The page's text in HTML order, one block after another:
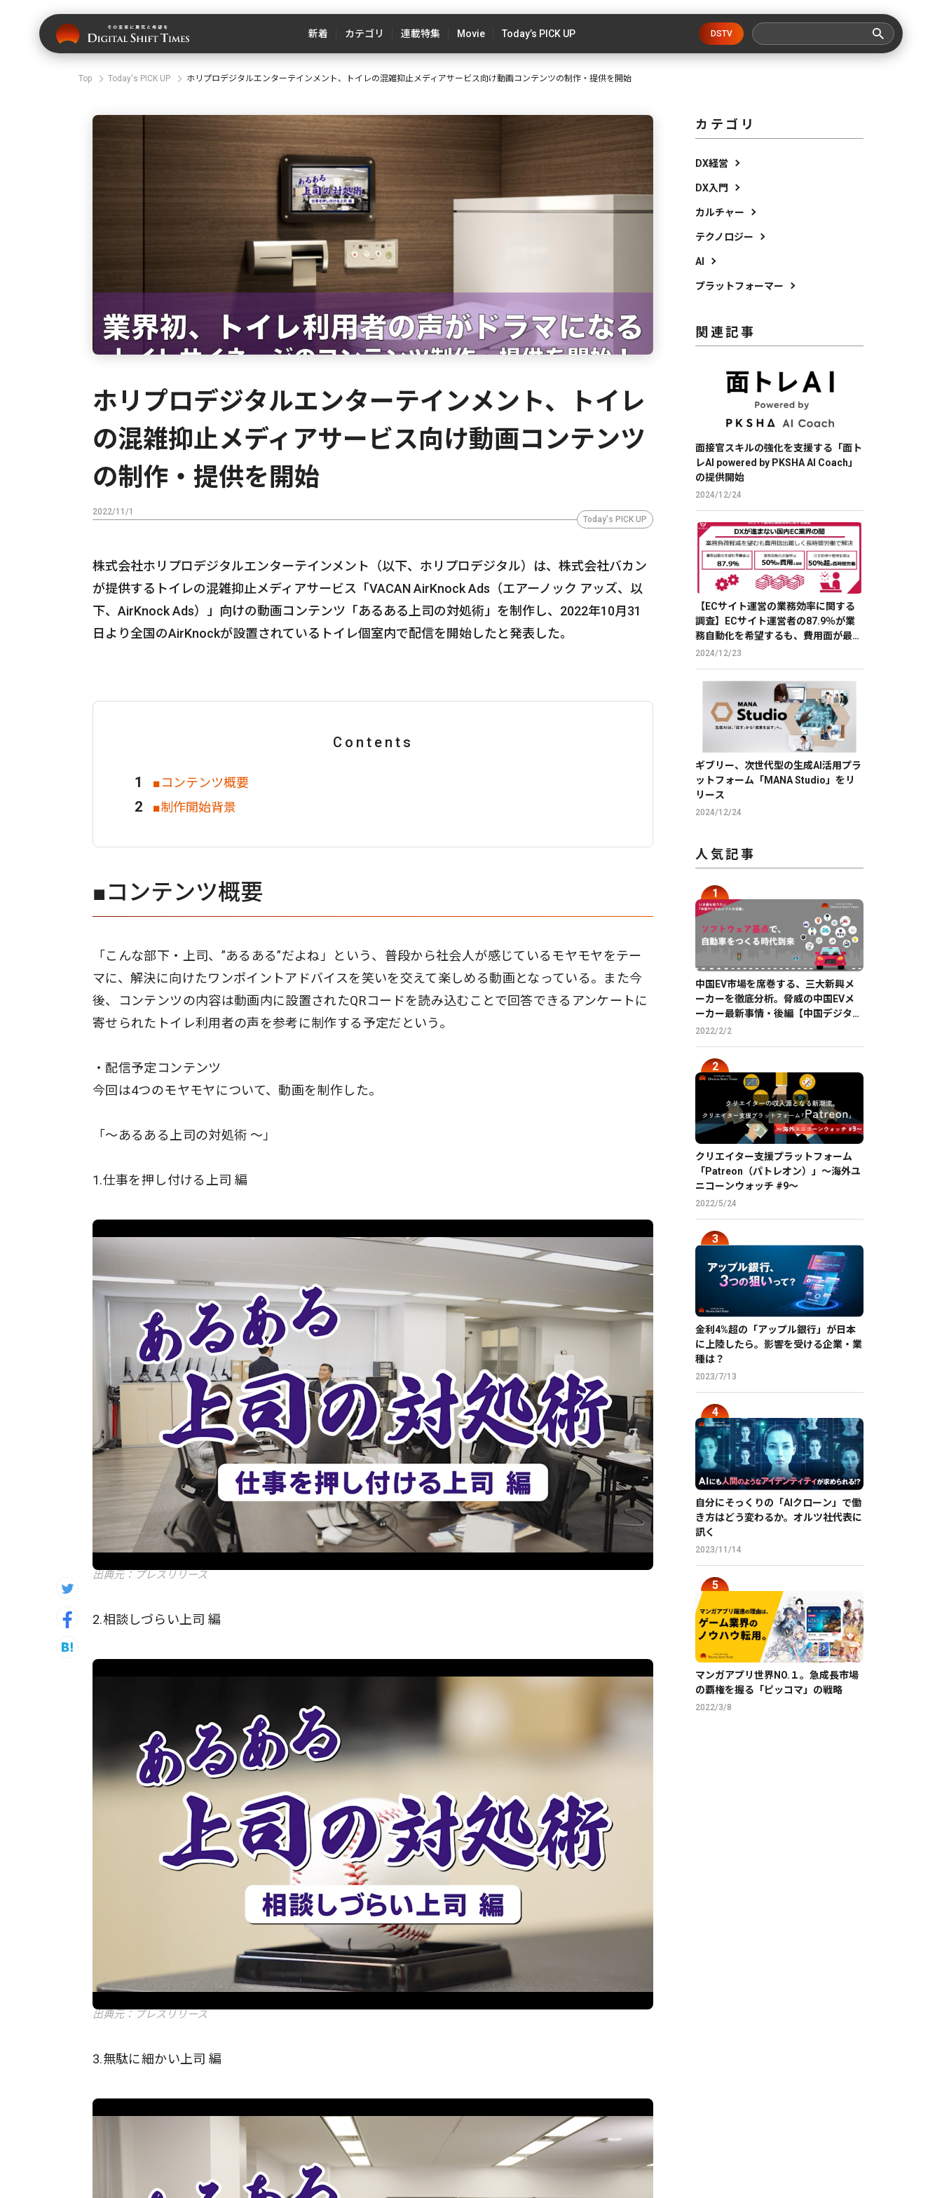
新着 カテゴリ 連載特集 Movie Today’s PICK UP DSTV
Top Today's PICK UP ホリプロデジタルエンターテインメント、トイレの混雑抑止メディアサービス向け動画コンテンツの制作・提供を開始
ホリプロデジタルエンターテインメント、トイレ
の混雑抑止メディアサービス向け動画コンテンツ
の制作・提供を開始
2022/11/1
Today's PICK UP
株式会社ホリプロデジタルエンターテインメント（以下、ホリプロデジタル）は、株式会社バカン
が提供するトイレの混雑抑止メディアサービス「VACAN AirKnock Ads（エアーノック アッズ、以
下、AirKnock Ads）」向けの動画コンテンツ「あるある上司の対処術」を制作し、2022年10月31
日より全国のAirKnockが設置されているトイレ個室内で配信を開始したと発表した。
Contents
■コンテンツ概要
■制作開始背景
■コンテンツ概要
「こんな部下・上司、”あるある”だよね」という、普段から社会人が感じているモヤモヤをテー
マに、解決に向けたワンポイントアドバイスを笑いを交えて楽しめる動画となっている。また今
後、コンテンツの内容は動画内に設置されたQRコードを読み込むことで回答できるアンケートに
寄せられたトイレ利用者の声を参考に制作する予定だという。
・配信予定コンテンツ
今回は4つのモヤモヤについて、動画を制作した。
「〜あるある上司の対処術 〜」
1.仕事を押し付ける上司 編
出典元：プレスリリース
2.相談しづらい上司 編
出典元：プレスリリース
3.無駄に細かい上司 編
カテゴリ
DX経営
DX入門
カルチャー
テクノロジー
AI
プラットフォーマー
関連記事
面接官スキルの強化を支援する「面ト
レAI powered by PKSHA AI Coach」
の提供開始
2024/12/24
【ECサイト運営の業務効率に関する
調査】ECサイト運営者の87.9％が業
務自動化を希望するも、費用面が最大
の障壁
2024/12/23
ギブリー、次世代型の生成AI活用プラ
ットフォーム「MANA Studio」をリ
リース
2024/12/24
人気記事
中国EV市場を席巻する、三大新興メ
ーカーを徹底分析。脅威の中国EVメ
ーカー最新事情・後編【中国デジタル
企業最前線】
2022/2/2
クリエイター支援プラットフォーム
「Patreon（パトレオン）」〜海外ユ
ニコーンウォッチ #9〜
2022/5/24
金利4%超の「アップル銀行」が日本
に上陸したら。影響を受ける企業・業
種は？
2023/7/13
自分にそっくりの「AIクローン」で働
き方はどう変わるか。オルツ社代表に
訊く
2023/11/14
マンガアプリ世界NO.１。急成長市場
の覇権を握る「ピッコマ」の戦略
2022/3/8